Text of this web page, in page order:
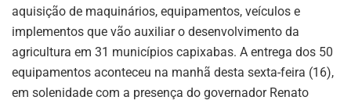
aquisição de maquinários, equipamentos, veículos e
implementos que vão auxiliar o desenvolvimento da
agricultura em 31 municípios capixabas. A entrega dos 50
equipamentos aconteceu na manhã desta sexta-feira (16),
em solenidade com a presença do governador Renato